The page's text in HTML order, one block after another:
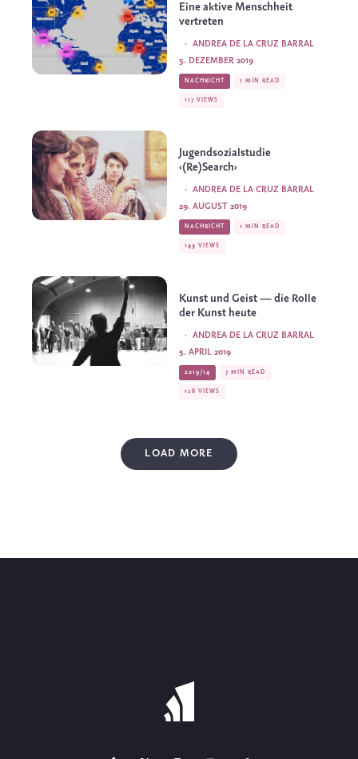
Eine aktive Menschheit
vertreten
ANDREA DE LA CRUZ BARRAL
·
5. DEZEMBER 2019
NACHRICHT 1 MIN READ
117 VIEWS
Jugendsozialstudie
‹(Re)Search›
ANDREA DE LA CRUZ BARRAL
·
29. AUGUST 2019
NACHRICHT 1 MIN READ
149 VIEWS
Kunst und Geist — die Rolle
der Kunst heute
ANDREA DE LA CRUZ BARRAL
·
5. APRIL 2019
2019/14 7 MIN READ
128 VIEWS
LOAD MORE